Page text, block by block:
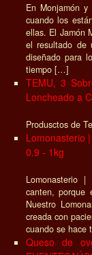
En Monjamón
cuando los
ellas. El Jamón
el resultado de
diseñado para
tiempo […]
TEMU, 3
Loncheado a
Produsctos de
Lomonasterio
0.9 - 1kg
Lomonasterio
canten, porque
Nuestro
creada con
cuando se hace
Queso de